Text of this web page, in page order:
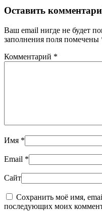
Оставить
Ваш email нигде не будет
заполнения поля помечены
Комментарий *
Имя *
Email *
Сайт
Сохранить моё имя,
последующих моих